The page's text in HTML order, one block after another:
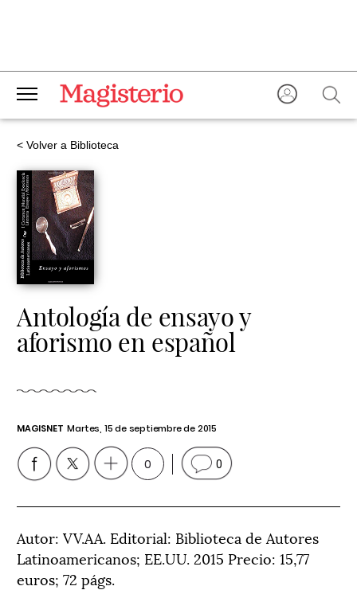
< Volver a Biblioteca
Antología de ensayo y
aforismo en español
MAGISNET Martes, 15 de septiembre de 2015
0 0
Autor: VV.AA. Editorial: Biblioteca de Autores
Latinoamericanos; EE.UU. 2015 Precio: 15,77
euros; 72 págs.